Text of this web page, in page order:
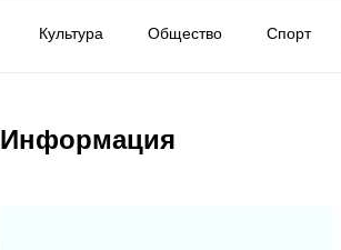
Культура Общество Спорт
Информация